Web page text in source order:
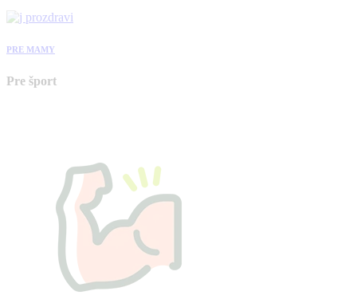
PRE MAMY
Pre šport